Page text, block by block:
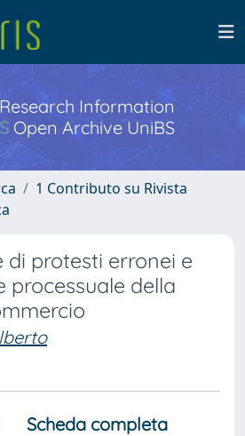
Information
Open Archive UniBS
1 Contributo su Rivista
di protesti erronei e
processuale della
Scheda completa